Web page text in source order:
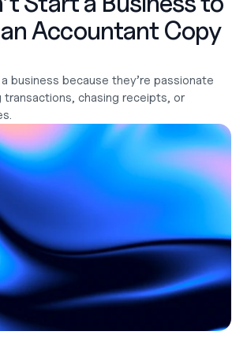
Accountant Copy
business because they’re passionate
transactions, chasing receipts, or
en bankpassen
Inloggen
Starten